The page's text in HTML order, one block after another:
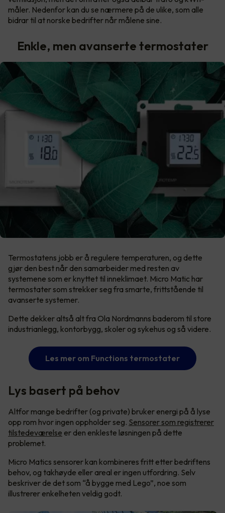
måler. Nedenfor kan du se nærmere på de ulike, som alle
bidrar til at norske bedrifter når målene sine.
Enkle, men avanserte termostater
Termostatens jobb er å regulere temperaturen, og dette
gjør den best når den samarbeider med resten av
systemene som er knyttet til inneklimaet. Micro Matic har
termostater som strekker seg fra smarte, frittstående til
avanserte systemer.
Dette dekker altså alt fra Ola Nordmanns baderom til store
industrianlegg, kontorbygg, skoler og sykehus og så videre.
Les mer om Functions termostater
Lys basert på behov
Altfor mange bedrifter (og private) bruker energi på å lyse
opp rom hvor ingen oppholder seg. Sensorer som registrerer
tilstedeværelse er den enkleste løsningen på dette
problemet.
Micro Matics sensorer kan kombineres fritt etter bedriftens
behov, og takhøyde eller areal er ingen utfordring. Selv
beskriver de det som “å bygge med Lego”, noe som
illustrerer enkelheten veldig godt.